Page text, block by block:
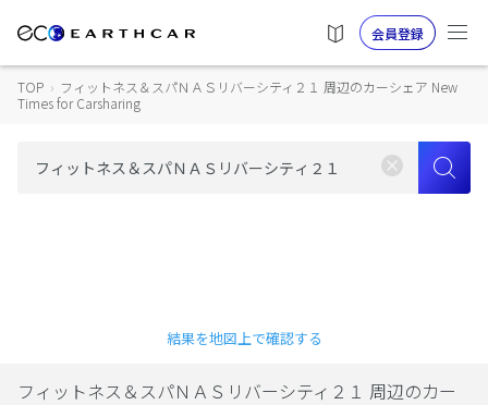
会員登録
TOP › フィットネス＆スパＮＡＳリバーシティ２１ 周辺のカーシェア New
Times for Carsharing
結果を地図上で確認する
フィットネス＆スパＮＡＳリバーシティ２１ 周辺のカー